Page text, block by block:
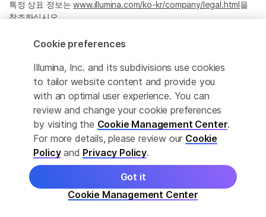
정확한 번역을 제공하고자 합당한 노력을 기울였으나, 자동 번역은
완벽하지 않으며, 그 목적 또한 원문을 대체하기 위함이 아닙니다.
공식 콘텐츠는 영문 버전의 원문 콘텐츠임을 참고 부탁드립니다.
특정 상표 정보는www.illumina.com/ko-kr/company/legal.html을
참조하십시오.
Privacy Policy
© 2026 Illumina, Inc. All rights reserved.
Cookie preferences
Illumina, Inc. and its subdivisions use cookies
to tailor website content and provide you
with an optimal user experience. You can
review and change your cookie preferences
by visiting the Cookie Management Center.
For more details, please review our Cookie
Policyand Privacy Policy.
Cookie Management Center
Got it